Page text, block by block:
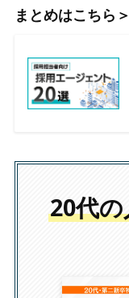
まとめはこちら＞
20代